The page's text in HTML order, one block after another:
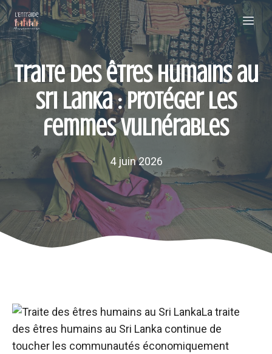
Aller
au
contenu
Traite des êtres humains au
Sri Lanka : protéger les
femmes vulnérables
4 juin 2026
La traite
des êtres humains au Sri Lanka continue de
toucher les communautés économiquement